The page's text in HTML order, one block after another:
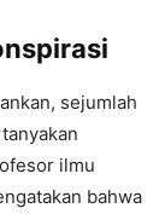
sejumlah
ilmu
bahwa